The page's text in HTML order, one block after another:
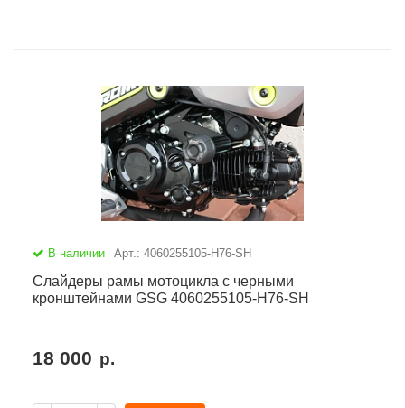
В наличии Арт.: 4060255105-H76-SH
Слайдеры рамы мотоцикла с черными
кронштейнами GSG 4060255105-H76-SH
18 000 р.